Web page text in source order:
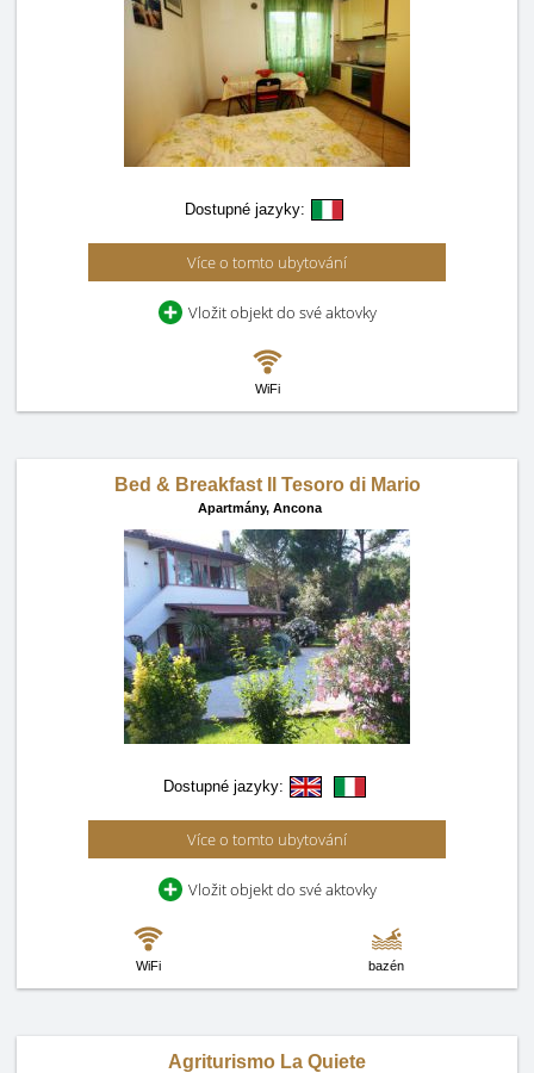
Dostupné jazyky:
Více o tomto ubytování
Vložit objekt do své aktovky
WiFi
Bed & Breakfast Il Tesoro di Mario
Apartmány, Ancona
Dostupné jazyky:
Více o tomto ubytování
Vložit objekt do své aktovky
WiFi bazén
Agriturismo La Quiete